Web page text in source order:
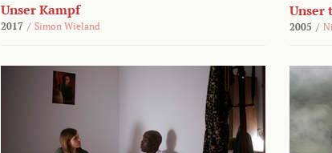
Unser Kampf
2017 / Simon Wieland
Unser
2005 /